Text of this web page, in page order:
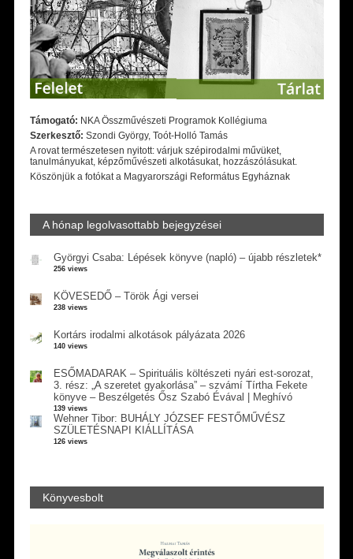
Támogató: NKA Összművészeti Programok Kollégiuma
Szerkesztő: Szondi György, Toót-Holló Tamás
A rovat természetesen nyitott: várjuk szépirodalmi művüket,
tanulmányukat, képzőművészeti alkotásukat, hozzászólásukat.
Köszönjük a fotókat a Magyarországi Református Egyháznak
A hónap legolvasottabb bejegyzései
Györgyi Csaba: Lépések könyve (napló) – újabb részletek*
256 views
KÖVESEDŐ – Török Ági versei
238 views
Kortárs irodalmi alkotások pályázata 2026
140 views
ESŐMADARAK – Spirituális költészeti nyári est-sorozat,
3. rész: „A szeretet gyakorlása” – szvámí Tírtha Fekete
könyve – Beszélgetés Ősz Szabó Évával | Meghívó
139 views
Wehner Tibor: BUHÁLY JÓZSEF FESTŐMŰVÉSZ
SZÜLETÉSNAPI KIÁLLÍTÁSA
126 views
Könyvesbolt